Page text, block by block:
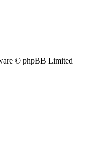
© phpBB Limited